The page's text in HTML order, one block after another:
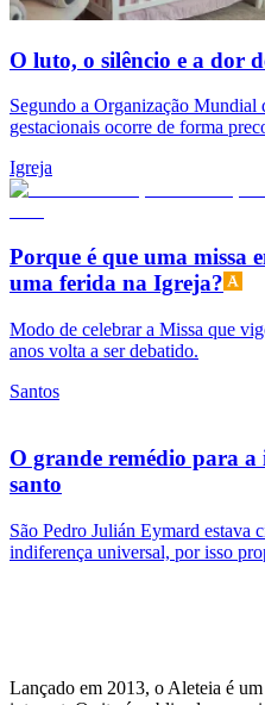
O luto, o silêncio e a dor
Segundo a Organização Mundial
gestacionais ocorre de forma
Igreja
Porque é que uma missa
uma ferida na Igreja?
Modo de celebrar a Missa que
anos volta a ser debatido.
Santos
O grande remédio para a
santo
São Pedro Julián Eymard estava
indiferença universal, por isso
Lançado em 2013, o Aleteia é